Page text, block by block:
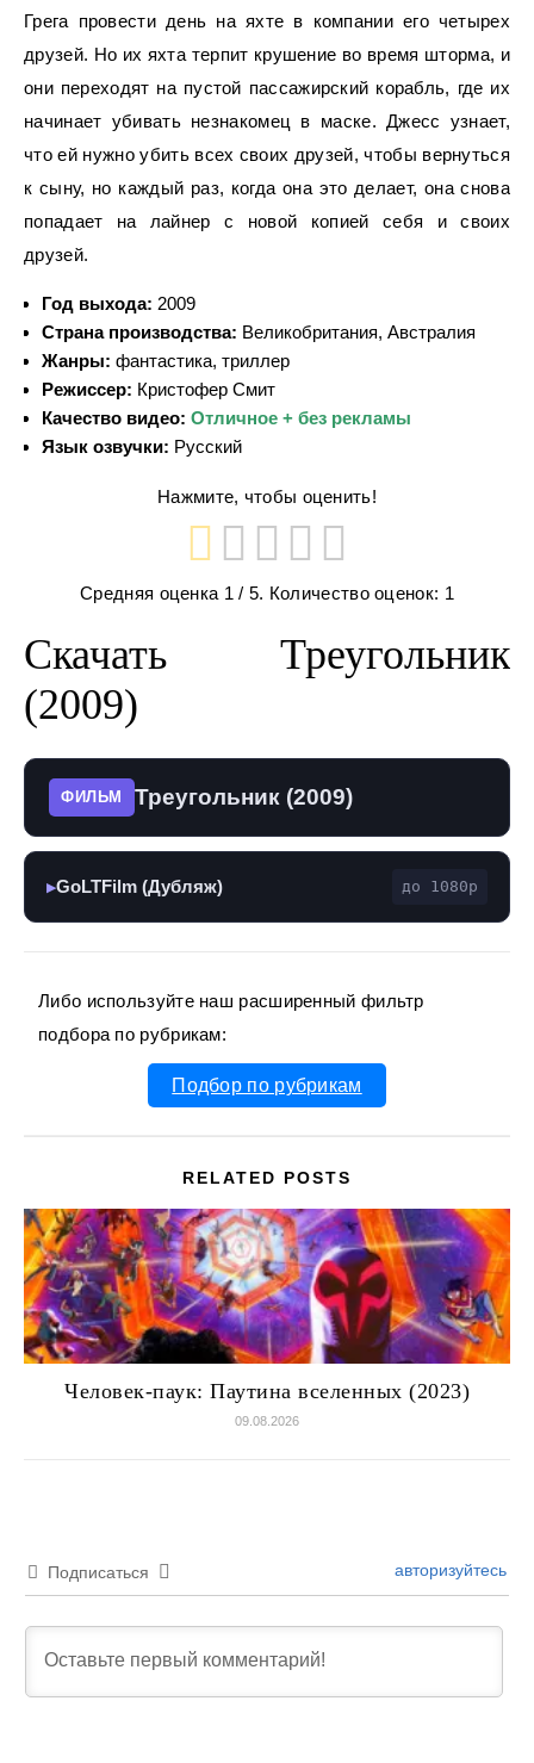
Грега провести день на яхте в компании его четырех
друзей. Но их яхта терпит крушение во время шторма, и
они переходят на пустой пассажирский корабль, где их
начинает убивать незнакомец в маске. Джесс узнает,
что ей нужно убить всех своих друзей, чтобы вернуться
к сыну, но каждый раз, когда она это делает, она снова
попадает на лайнер с новой копией себя и своих
друзей.
Год выхода: 2009
Страна производства: Великобритания, Австралия
Жанры: фантастика, триллер
Режиссер: Кристофер Смит
Качество видео: Отличное + без рекламы
Язык озвучки: Русский
Нажмите, чтобы оценить!
Средняя оценка 1 / 5. Количество оценок: 1
Скачать Треугольник
(2009)
ФИЛЬМ Треугольник (2009)
▶GoLTFilm (Дубляж) до 1080p
Либо используйте наш расширенный фильтр
подбора по рубрикам:
Подбор по рубрикам
RELATED POSTS
Человек-паук: Паутина вселенных (2023)
09.08.2026
Подписаться авторизуйтесь